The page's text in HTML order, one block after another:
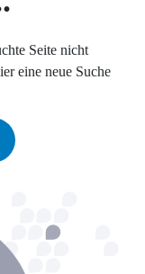
Seite nicht
eine neue Suche